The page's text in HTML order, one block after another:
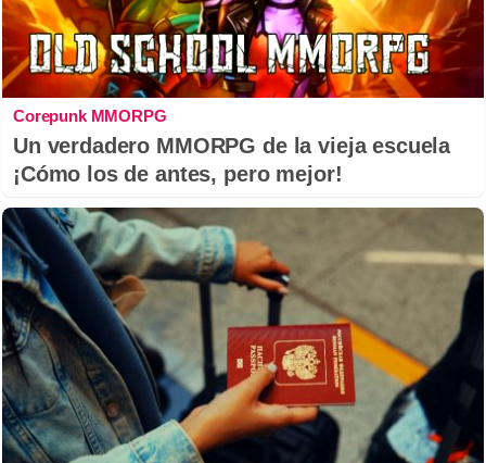
Corepunk MMORPG
Un verdadero MMORPG de la vieja escuela
¡Cómo los de antes, pero mejor!